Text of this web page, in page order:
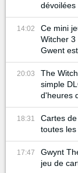
dévoilées
14:02
Ce mini
Witcher 3
Gwent
20:03
The
simple
d'heures
18:31
Cartes
toutes
17:47
Gwynt
jeu de